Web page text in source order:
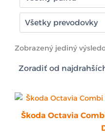
Zobrazený jediný
Škoda Octavia